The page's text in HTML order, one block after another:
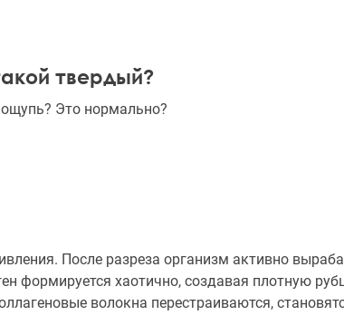
твердый?
Это нормально?
После разреза организм активно
формируется хаотично, создавая плотную
волокна перестраиваются,